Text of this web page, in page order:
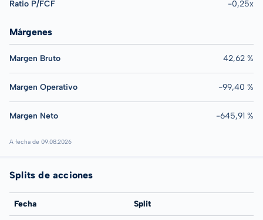
Ratio P/FCF -0,25x
Márgenes
Margen Bruto 42,62 %
Margen Operativo -99,40 %
Margen Neto -645,91 %
A fecha de 09.08.2026
Splits de acciones
Fecha Split